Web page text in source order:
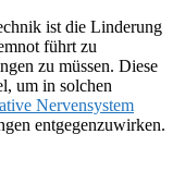
ist die Linderung
führt zu
zu müssen. Diese
um in solchen
Nervensystem
entgegenzuwirken.